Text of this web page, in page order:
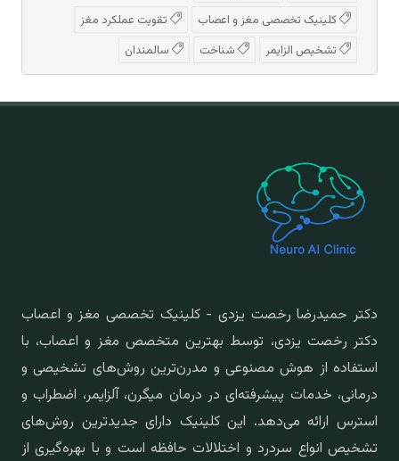
کلینیک تخصصی مغز و اعصاب
تقویت عملکرد مغز
تشخیص الزایمر
شناخت سالمندان
دکتر حمیدرضا رخصت یزدی - کلینیک تخصصی مغز و اعصاب
دکتر رخصت یزدی، توسط بهترین متخصص مغز و اعصاب، با
استفاده از هوش مصنوعی و مدرن‌ترین روش‌های تشخیصی و
درمانی، خدمات پیشرفته‌ای در درمان میگرن، آلزایمر، اضطراب و
استرس ارائه می‌دهد. این کلینیک دارای جدیدترین روش‌های
تشخیص انواع سردرد و اختلالات حافظه است و با بهره‌گیری از